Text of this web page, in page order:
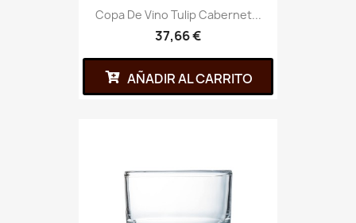
Copa De Vino Tulip Cabernet...
37,66 €
AÑADIR AL CARRITO